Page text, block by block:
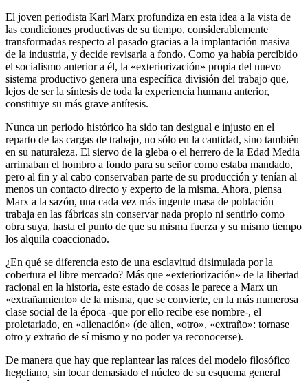
El joven periodista Karl Marx profundiza en esta idea a la vista de
las condiciones productivas de su tiempo, considerablemente
transformadas respecto al pasado gracias a la implantación masiva
de la industria, y decide revisarla a fondo. Como ya había percibido
el socialismo anterior a él, la «exteriorización» propia del nuevo
sistema productivo genera una específica división del trabajo que,
lejos de ser la síntesis de toda la experiencia humana anterior,
constituye su más grave antítesis.
Nunca un periodo histórico ha sido tan desigual e injusto en el
reparto de las cargas de trabajo, no sólo en la cantidad, sino también
en su naturaleza. El siervo de la gleba o el herrero de la Edad Media
arrimaban el hombro a fondo para su señor como estaba mandado,
pero al fin y al cabo conservaban parte de su producción y tenían al
menos un contacto directo y experto de la misma. Ahora, piensa
Marx a la sazón, una cada vez más ingente masa de población
trabaja en las fábricas sin conservar nada propio ni sentirlo como
obra suya, hasta el punto de que su misma fuerza y su mismo tiempo
los alquila coaccionado.
¿En qué se diferencia esto de una esclavitud disimulada por la
cobertura el libre mercado? Más que «exteriorización» de la libertad
racional en la historia, este estado de cosas le parece a Marx un
«extrañamiento» de la misma, que se convierte, en la más numerosa
clase social de la época -que por ello recibe ese nombre-, el
proletariado, en «alienación» (de alien, «otro», «extraño»: tornase
otro y extraño de sí mismo y no poder ya reconocerse).
De manera que hay que replantear las raíces del modelo filosófico
hegeliano, sin tocar demasiado el núcleo de su esquema general